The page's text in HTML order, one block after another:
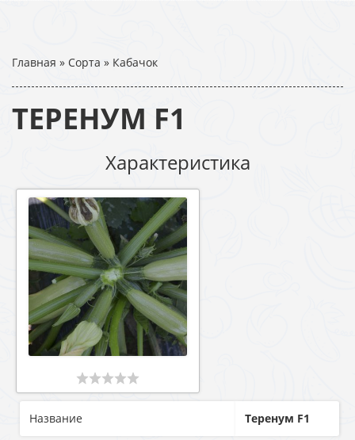
Главная » Сорта » Кабачок
ТЕРЕНУМ F1
Характеристика
Название Теренум F1